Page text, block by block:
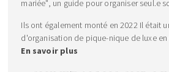
mariée", un guide pour organiser seul.e
Ils ont également monté en 2022 Il était
d'organisation de pique-nique de luxe en
En savoir plus